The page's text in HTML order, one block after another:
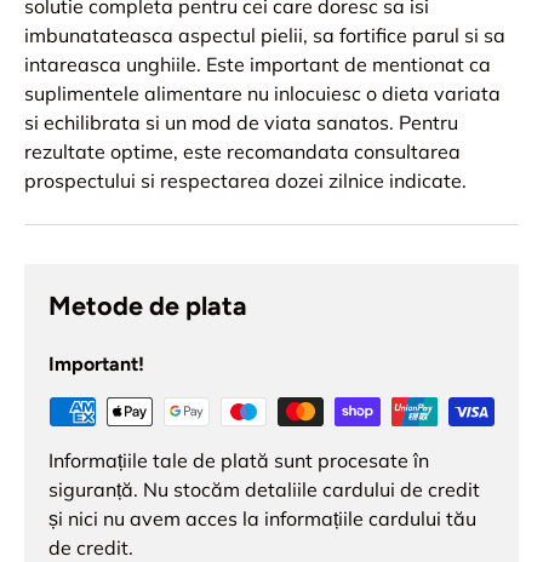
solutie completa pentru cei care doresc sa isi
imbunatateasca aspectul pielii, sa fortifice parul si sa
intareasca unghiile. Este important de mentionat ca
suplimentele alimentare nu inlocuiesc o dieta variata
si echilibrata si un mod de viata sanatos. Pentru
rezultate optime, este recomandata consultarea
prospectului si respectarea dozei zilnice indicate.
Metode de plata
Important!
Informațiile tale de plată sunt procesate în
siguranță. Nu stocăm detaliile cardului de credit
și nici nu avem acces la informațiile cardului tău
de credit.